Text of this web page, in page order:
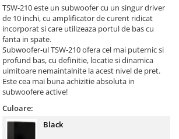
TSW-210 este un subwoofer cu un singur driver
de 10 inchi, cu amplificator de curent ridicat
incorporat si care utilizeaza portul de bas cu
fanta in spate.
Subwoofer-ul TSW-210 ofera cel mai puternic si
profund bas, cu definitie, locatie si dinamica
uimitoare nemaintalnite la acest nivel de pret.
Este cea mai buna achizitie absoluta in
subwoofere active!
Culoare:
Black